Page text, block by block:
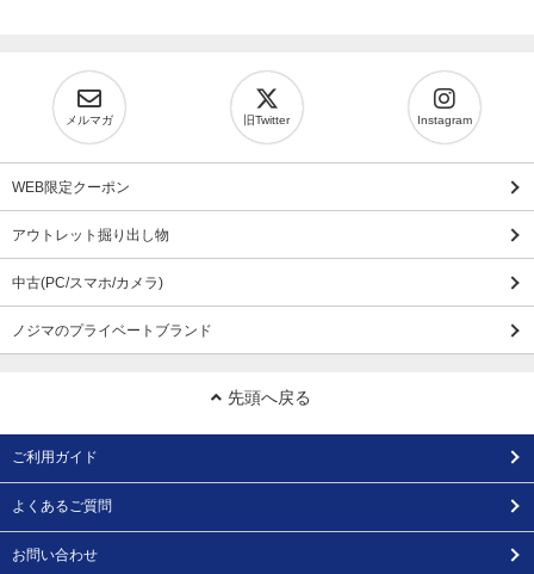
メルマガ 旧Twitter Instagram
WEB限定クーポン
アウトレット掘り出し物
中古(PC/スマホ/カメラ)
ノジマのプライベートブランド
先頭へ戻る
ご利用ガイド
よくあるご質問
お問い合わせ